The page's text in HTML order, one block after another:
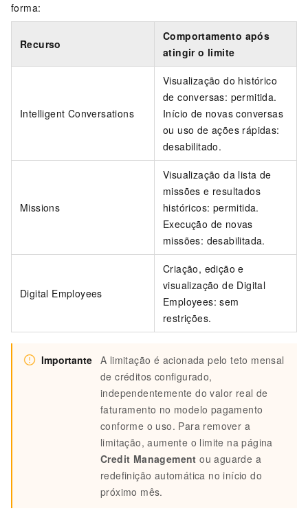
forma:
Recurso
Comportamento após
atingir o limite
Intelligent Conversations
Visualização do histórico
de conversas: permitida.
Início de novas conversas
ou uso de ações rápidas:
desabilitado.
Missions
Visualização da lista de
missões e resultados
históricos: permitida.
Execução de novas
missões: desabilitada.
Digital Employees
Criação, edição e
visualização de Digital
Employees: sem
restrições.
Importante A limitação é acionada pelo teto mensal
de créditos configurado,
independentemente do valor real de
faturamento no modelo pagamento
conforme o uso. Para remover a
limitação, aumente o limite na página
Credit Management ou aguarde a
redefinição automática no início do
próximo mês.